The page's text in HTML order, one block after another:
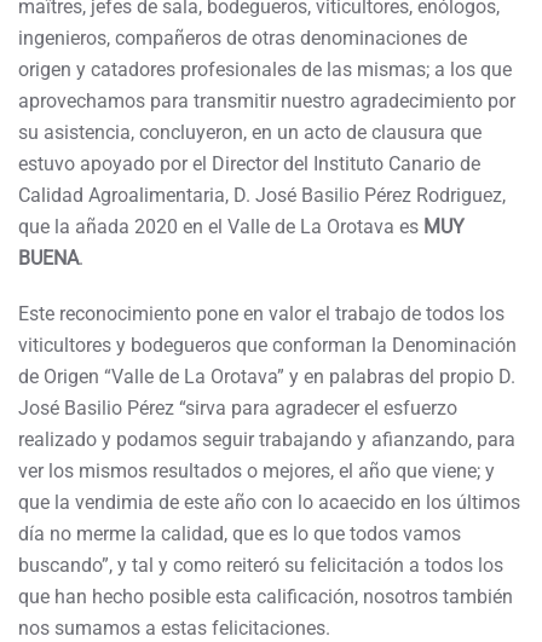
maîtres, jefes de sala, bodegueros, viticultores, enólogos,
ingenieros, compañeros de otras denominaciones de
origen y catadores profesionales de las mismas; a los que
aprovechamos para transmitir nuestro agradecimiento por
su asistencia, concluyeron, en un acto de clausura que
estuvo apoyado por el Director del Instituto Canario de
Calidad Agroalimentaria, D. José Basilio Pérez Rodriguez,
que la añada 2020 en el Valle de La Orotava es MUY
BUENA.
Este reconocimiento pone en valor el trabajo de todos los
viticultores y bodegueros que conforman la Denominación
de Origen “Valle de La Orotava” y en palabras del propio D.
José Basilio Pérez “sirva para agradecer el esfuerzo
realizado y podamos seguir trabajando y afianzando, para
ver los mismos resultados o mejores, el año que viene; y
que la vendimia de este año con lo acaecido en los últimos
día no merme la calidad, que es lo que todos vamos
buscando”, y tal y como reiteró su felicitación a todos los
que han hecho posible esta calificación, nosotros también
nos sumamos a estas felicitaciones.